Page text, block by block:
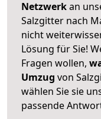
Netzwerkan
Salzgitter nach
nicht
Lösung für Sie!
Fragen wollen,
Umzug von
wählen Sie sie
passende